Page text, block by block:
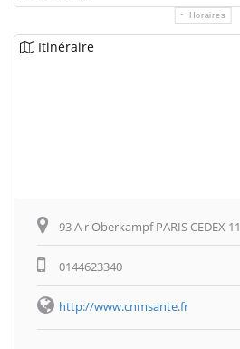
Horaires
Itinéraire
93 A r Oberkampf PARIS CEDEX 11
0144623340
http://www.cnmsante.fr